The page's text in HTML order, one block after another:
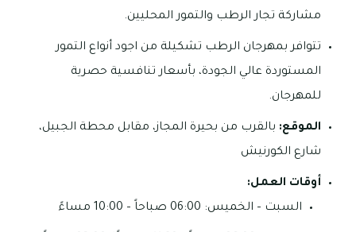
مشاركة تجار الرطب والتمور المحليين.
تتوافر بمهرجان الرطب تشكيلة من اجود أنواع التمور
المستوردة عالي الجودة، بأسعار تنافسية حصرية
للمهرجان.
الموقع: بالقرب من بحيرة المجاز، مقابل محطة الجبيل،
شارع الكورنيش
أوقات العمل:
السبت – الخميس: 06:00 صباحاً – 10:00 مساءً